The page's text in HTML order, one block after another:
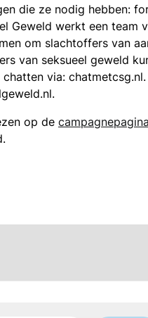
die ze nodig hebben:
Geweld werkt een team
om slachtoffers van
van seksueel geweld
via:
op de campagnepagina